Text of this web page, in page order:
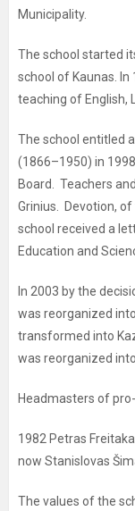
Municipality.
The school started
school of Kaunas.
teaching of English,
The school entitled
(1866–1950) in
Board. Teachers
Grinius. Devotion,
school received a
Education and
In 2003 by the
was reorganized
transformed into
was reorganized
Headmasters of
1982 Petras
now Stanislovas
The values of the